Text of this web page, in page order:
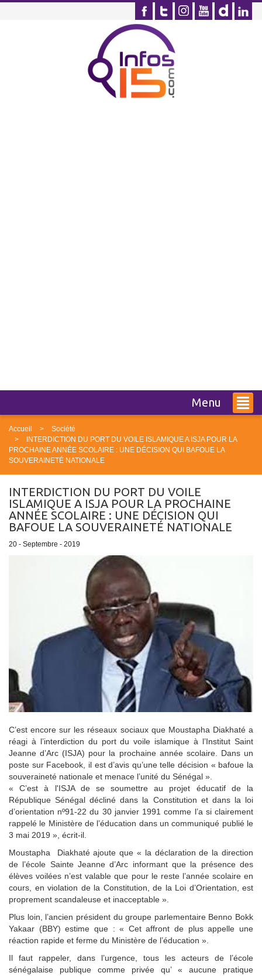
Menu
Accueil
Société
INTERDICTION DU PORT DU VOILE ISLAMIQUE A ISJA POUR LA
PROCHAINE ANNÉE SCOLAIRE : UNE DÉCISION QUI BAFOUE LA
SOUVERAINETÉ NATIONALE
INTERDICTION DU PORT DU VOILE
ISLAMIQUE A ISJA POUR LA PROCHAINE
ANNÉE SCOLAIRE : UNE DÉCISION QUI
BAFOUE LA SOUVERAINETÉ NATIONALE
20 - Septembre - 2019
C’est encore sur les réseaux sociaux que Moustapha Diakhaté a
réagi à l’interdiction du port du voile islamique à l’Institut Saint
Jeanne d’Arc (ISJA) pour la prochaine année scolaire. Dans un
poste sur Facebook, il est d’avis qu’une telle décision « bafoue la
souveraineté nationale et menace l’unité du Sénégal ».
« C’est à l'ISJA de se soumettre au projet éducatif de la
République Sénégal décliné dans la Constitution et dans la loi
d’orientation nº91-22 du 30 janvier 1991 comme l’a si clairement
rappelé le Ministère de l’éducation dans un communiqué publié le
3 mai 2019 », écrit-il.
Moustapha Diakhaté ajoute que « la déclaration de la direction
de l’école Sainte Jeanne d’Arc informant que la présence des
élèves voilées n’est valable que pour le reste l’année scolaire en
cours, en violation de la Constitution, de la Loi d’Orientation, est
proprement scandaleuse et inacceptable ».
Plus loin, l’ancien président du groupe parlementaire Benno Bokk
Yakaar (BBY) estime que : « Cet affront de plus appelle une
réaction rapide et ferme du Ministère de l’éducation ».
Il faut rappeler, dans l’urgence, tous les acteurs de l’école
sénégalaise publique comme privée qu’ « aucune pratique